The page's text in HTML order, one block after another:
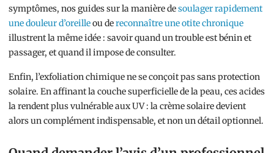
symptômes, nos guides sur la manière desoulager rapidement
une douleur d’oreilleou dereconnaître une otite chronique
illustrent la même idée : savoir quand un trouble est bénin et
passager, et quand il impose de consulter.
Enfin, l’exfoliation chimique ne se conçoit pas sans protection
solaire. En affinant la couche superficielle de la peau, ces acides
la rendent plus vulnérable aux UV : la crème solaire devient
alors un complément indispensable, et non un détail optionnel.